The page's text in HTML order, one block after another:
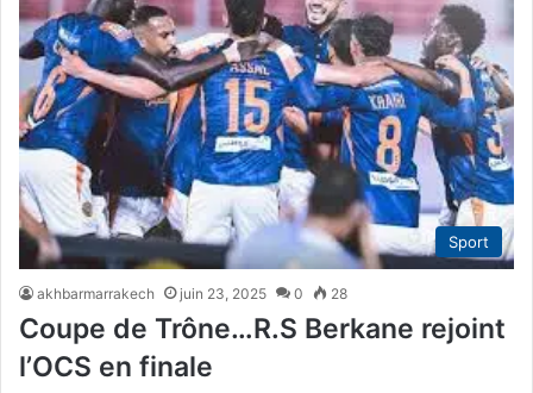
Sport
akhbarmarrakech juin 23, 2025 0 28
Coupe de Trône…R.S Berkane rejoint
l’OCS en finale